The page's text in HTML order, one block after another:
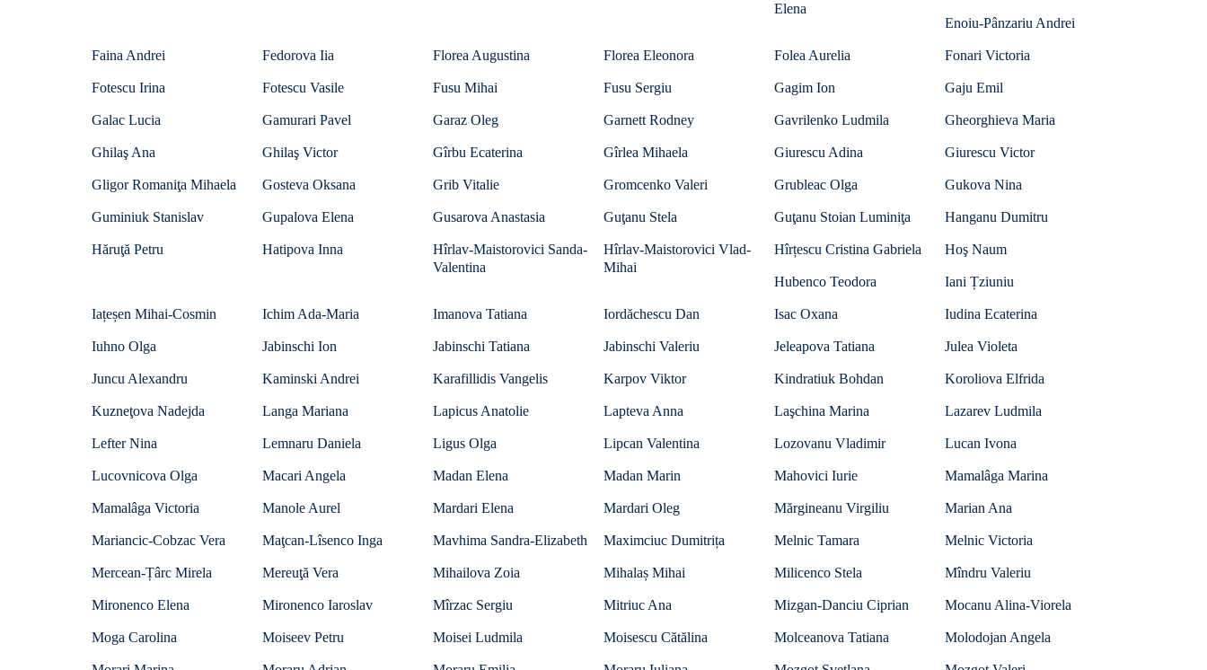
Elena
Enoiu-Pânzariu Andrei
Faina Andrei Fedorova Iia Florea Augustina Florea Eleonora Folea Aurelia Fonari Victoria
Fotescu Irina Fotescu Vasile Fusu Mihai Fusu Sergiu Gagim Ion Gaju Emil
Galac Lucia Gamurari Pavel Garaz Oleg Garnett Rodney Gavrilenko Ludmila Gheorghieva Maria
Ghilaş Ana Ghilaş Victor Gîrbu Ecaterina Gîrlea Mihaela Giurescu Adina Giurescu Victor
Gligor Romaniţa Mihaela Gosteva Oksana Grib Vitalie Gromcenko Valeri Grubleac Olga Gukova Nina
Guminiuk Stanislav Gupalova Elena Gusarova Anastasia Guţanu Stela Guţanu Stoian Luminiţa Hanganu Dumitru
Hăruţă Petru Hatipova Inna
Hîrlav-Maistorovici Sanda-
Valentina
Hîrlav-Maistorovici Vlad-
Mihai
Hîrțescu Cristina Gabriela Hoş Naum
Hubenco Teodora Iani Țziuniu
Iațeșen Mihai-Cosmin Ichim Ada-Maria Imanova Tatiana Iordăchescu Dan Isac Oxana Iudina Ecaterina
Iuhno Olga Jabinschi Ion Jabinschi Tatiana Jabinschi Valeriu Jeleapova Tatiana Julea Violeta
Juncu Alexandru Kaminski Andrei Karafillidis Vangelis Karpov Viktor Kindratiuk Bohdan Koroliova Elfrida
Kuzneţova Nadejda Langa Mariana Lapicus Anatolie Lapteva Anna Laşchina Marina Lazarev Ludmila
Lefter Nina Lemnaru Daniela Ligus Olga Lipcan Valentina Lozovanu Vladimir Lucan Ivona
Lucovnicova Olga Macari Angela Madan Elena Madan Marin Mahovici Iurie Mamalâga Marina
Mamalâga Victoria Manole Aurel Mardari Elena Mardari Oleg Mărgineanu Virgiliu Marian Ana
Mariancic-Cobzac Vera Maţcan-Lîsenco Inga Mavhima Sandra-Elizabeth Maximciuc Dumitrița Melnic Tamara Melnic Victoria
Mercean-Țârc Mirela Mereuţă Vera Mihailova Zoia Mihalaș Mihai Milicenco Stela Mîndru Valeriu
Mironenco Elena Mironenco Iaroslav Mîrzac Sergiu Mitriuc Ana Mizgan-Danciu Ciprian Mocanu Alina-Viorela
Moga Carolina Moiseev Petru Moisei Ludmila Moisescu Cătălina Molceanova Tatiana Molodojan Angela